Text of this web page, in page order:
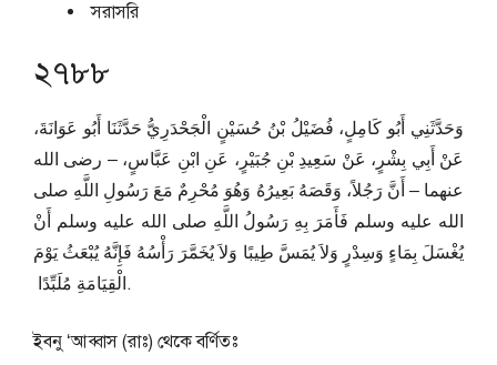
সরাসরি
২৭৮৮
وَحَدَّثَنِي أَبُو كَامِلٍ، فُضَيْلُ بْنُ حُسَيْنٍ الْجَحْدَرِيُّ حَدَّثَنَا أَبُو عَوَانَةَ،
عَنْ أَبِي بِشْرٍ، عَنْ سَعِيدِ بْنِ جُبَيْرٍ، عَنِ ابْنِ عَبَّاسٍ، – رضى الله
عنهما – أَنَّ رَجُلاً، وَقَصَهُ بَعِيرُهُ وَهُوَ مُحْرِمٌ مَعَ رَسُولِ اللَّهِ صلى
الله عليه وسلم فَأَمَرَ بِهِ رَسُولُ اللَّهِ صلى الله عليه وسلم أَنْ
يُغْسَلَ بِمَاءٍ وَسِدْرٍ وَلاَ يُمَسَّ طِيبًا وَلاَ يُخَمَّرَ رَأْسُهُ فَإِنَّهُ يُبْعَثُ يَوْمَ
الْقِيَامَةِ مُلَبِّدًا ‏.
ইবনু ‘আব্বাস (রাঃ) থেকে বর্ণিতঃ